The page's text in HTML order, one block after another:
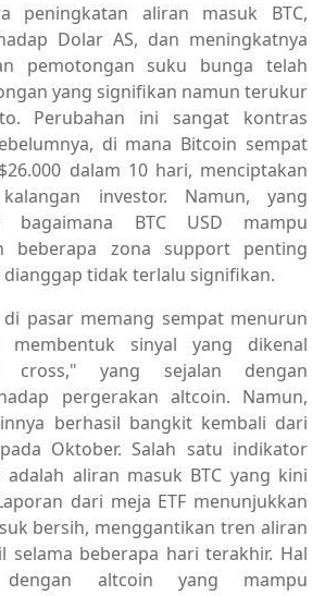
peningkatan aliran masuk BTC,
Dolar AS, dan meningkatnya
pemotongan suku bunga telah
yang signifikan namun terukur
Perubahan ini sangat kontras
di mana Bitcoin sempat
dalam 10 hari, menciptakan
investor. Namun, yang
bagaimana BTC USD mampu
beberapa zona support penting
tidak terlalu signifikan.
pasar memang sempat menurun
sinyal yang dikenal
cross," yang sejalan dengan
pergerakan altcoin. Namun,
berhasil bangkit kembali dari
Oktober. Salah satu indikator
aliran masuk BTC yang kini
dari meja ETF menunjukkan
bersih, menggantikan tren aliran
selama beberapa hari terakhir. Hal
altcoin yang mampu